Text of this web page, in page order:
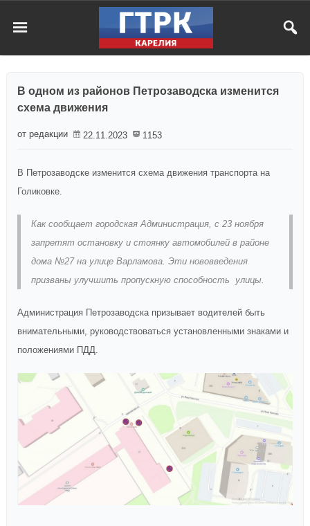
В одном из районов Петрозаводска изменится
схема движения
от редакции 22.11.2023 1153
В Петрозаводске изменится схема движения транспорта на
Голиковке.
Как сообщает городская Администрация, с 23 ноября
запретят остановку и стоянку автомобилей в районе
дома №27 на улице Варламова. Эти нововведения
призваны улучшить пропускную способность улицы.
Администрация Петрозаводска призывает водителей быть
внимательными, руководствоваться установленными знаками и
положениями ПДД.